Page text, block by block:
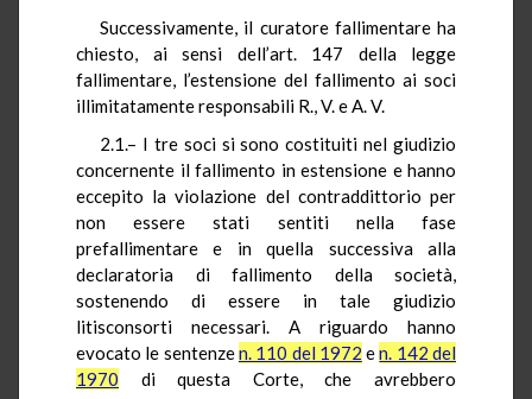
Successivamente, il curatore fallimentare ha
chiesto, ai sensi dell’art. 147 della legge
fallimentare, l’estensione del fallimento ai soci
illimitatamente responsabili R., V. e A. V.
2.1.– I tre soci si sono costituiti nel giudizio
concernente il fallimento in estensione e hanno
eccepito la violazione del contraddittorio per
non essere stati sentiti nella fase
prefallimentare e in quella successiva alla
declaratoria di fallimento della società,
sostenendo di essere in tale giudizio
litisconsorti necessari. A riguardo hanno
evocato le sentenzen. 110 del 1972 en. 142 del
1970 di questa Corte, che avrebbero